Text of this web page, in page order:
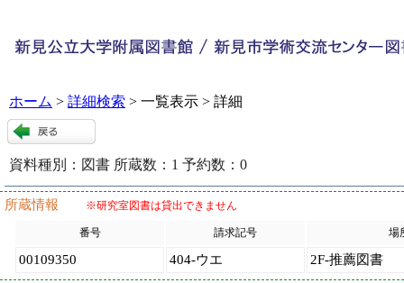
ホーム > 詳細検索 > 一覧表示 > 詳細
資料種別： 図書 所蔵数： 1 予約数： 0
所蔵情報 ※研究室図書は貸出できません
番号 請求記号 場
00109350 404-ウエ 2F-推薦図書